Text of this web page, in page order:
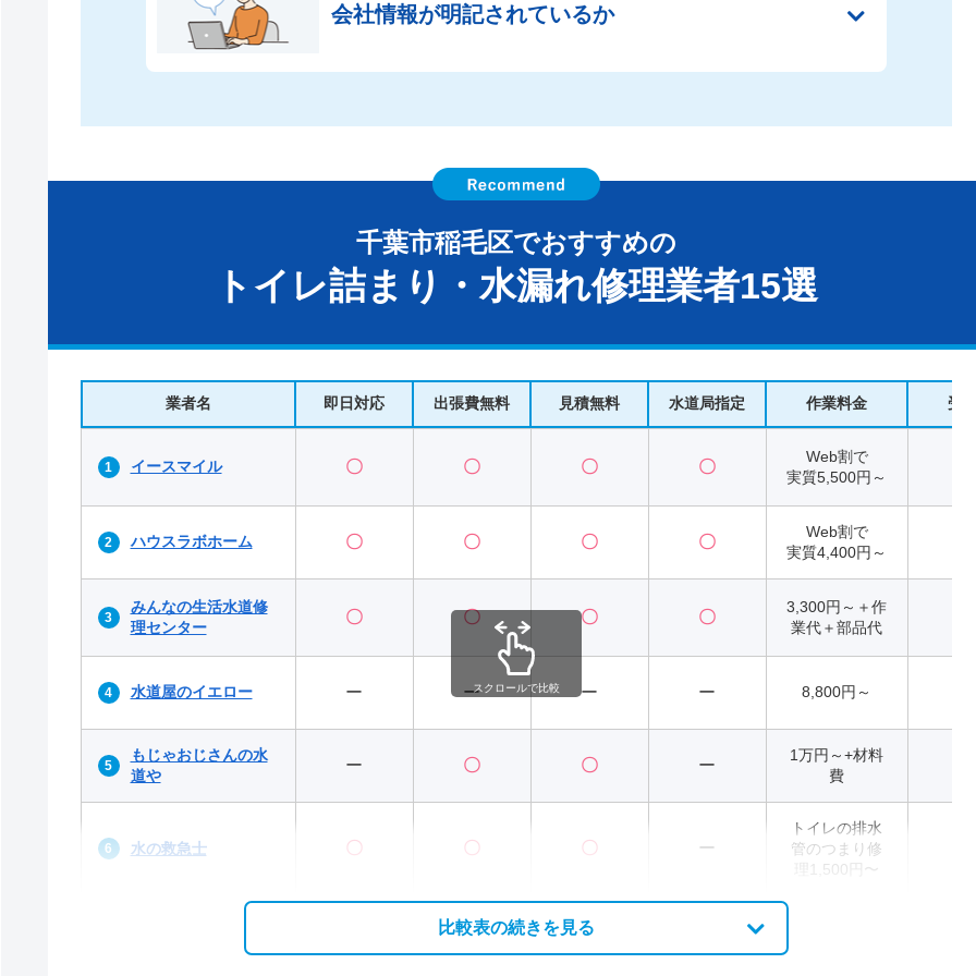
会社情報が明記されているか
千葉市稲毛区でおすすめの
トイレ詰まり・水漏れ修理業者15選
業者名 即日対応 出張費無料 見積無料 水道局指定 作業料金 受
イースマイル 〇 〇 〇 〇
Web割で
実質5,500円～
ハウスラボホーム 〇 〇 〇 〇
Web割で
実質4,400円～
みんなの生活⽔道修
理センター
〇 〇 〇 〇
3,300円～＋作
業代＋部品代
水道屋のイエロー ー ー ー ー 8,800円～
もじゃおじさんの水
道や
ー 〇 〇 ー
1万円～+材料
費
水の救急士 〇 〇 〇 ー
トイレの排水
管のつまり修
理1,500円〜
スクロールで比較
比較表の続きを見る